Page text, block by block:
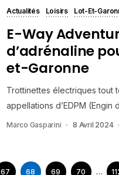
Actualités Loisirs Lot-Et-
E-Way
d’adrénaline
et-Garonne
Trottinettes électriques tout
appellations d’EDPM
Marco Gasparini 8 Avril 2024
67 68 69 70 …